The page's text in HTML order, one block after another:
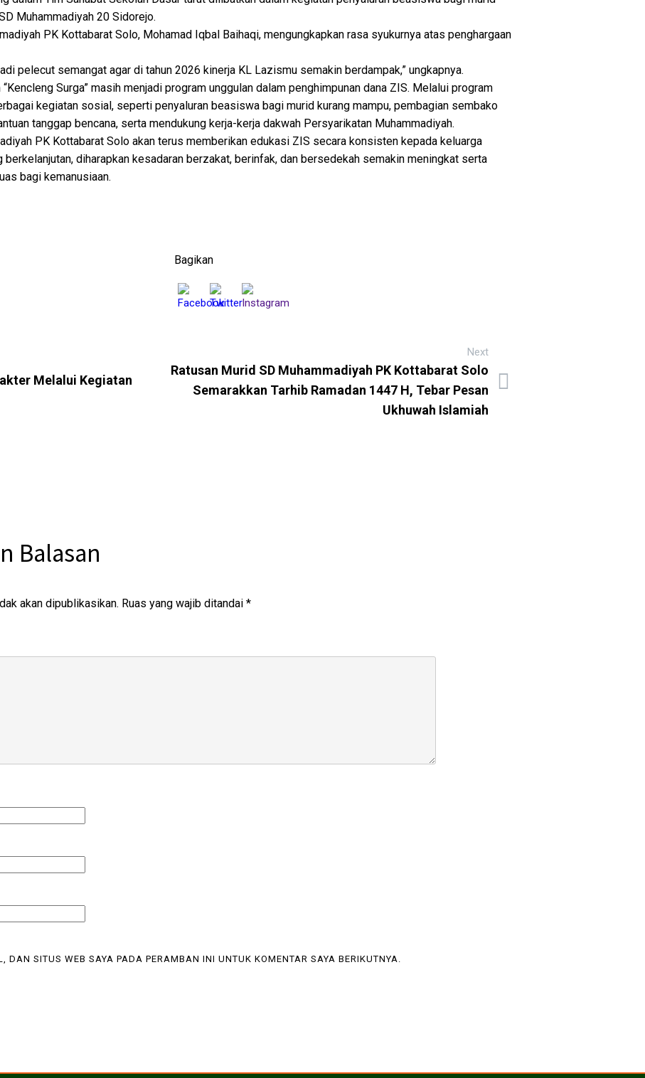
Muhammadiyah 20 Sidorejo.
PK Kottabarat Solo, Mohamad Iqbal Baihaqi, mengungkapkan rasa syukurnya atas penghargaan
pelecut semangat agar di tahun 2026 kinerja KL Lazismu semakin berdampak,” ungkapnya.
Surga” masih menjadi program unggulan dalam penghimpunan dana ZIS. Melalui program
kegiatan sosial, seperti penyaluran beasiswa bagi murid kurang mampu, pembagian sembako
tanggap bencana, serta mendukung kerja-kerja dakwah Persyarikatan Muhammadiyah.
PK Kottabarat Solo akan terus memberikan edukasi ZIS secara konsisten kepada keluarga
diharapkan kesadaran berzakat, berinfak, dan bersedekah semakin meningkat serta
bagi kemanusiaan.
Bagikan
Melalui Kegiatan
Next
Ratusan Murid SD Muhammadiyah PK Kottabarat Solo
Semarakkan Tarhib Ramadan 1447 H, Tebar Pesan
Ukhuwah Islamiah
Balasan
akan dipublikasikan. Ruas yang wajib ditandai *
DAN SITUS WEB SAYA PADA PERAMBAN INI UNTUK KOMENTAR SAYA BERIKUTNYA.